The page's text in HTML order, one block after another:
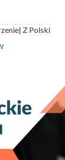
| Z Polski